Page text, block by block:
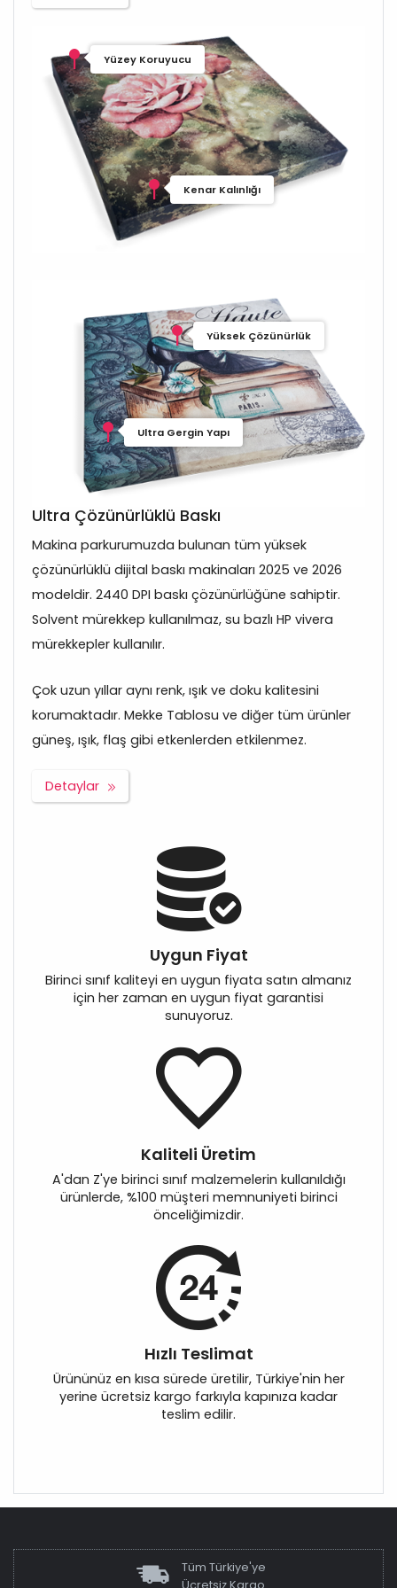
Yüzey Koruyucu
Kenar Kalınlığı
Yüksek Çözünürlük
Ultra Gergin Yapı
Ultra Çözünürlüklü Baskı
Makina parkurumuzda bulunan tüm yüksek
çözünürlüklü dijital baskı makinaları 2025 ve 2026
modeldir. 2440 DPI baskı çözünürlüğüne sahiptir.
Solvent mürekkep kullanılmaz, su bazlı HP vivera
mürekkepler kullanılır.
Çok uzun yıllar aynı renk, ışık ve doku kalitesini
korumaktadır. Mekke Tablosu ve diğer tüm ürünler
güneş, ışık, flaş gibi etkenlerden etkilenmez.
Detaylar
Uygun Fiyat
Birinci sınıf kaliteyi en uygun fiyata satın almanız
için her zaman en uygun fiyat garantisi
sunuyoruz.
Kaliteli Üretim
A'dan Z'ye birinci sınıf malzemelerin kullanıldığı
ürünlerde, %100 müşteri memnuniyeti birinci
önceliğimizdir.
Hızlı Teslimat
Ürününüz en kısa sürede üretilir, Türkiye'nin her
yerine ücretsiz kargo farkıyla kapınıza kadar
teslim edilir.
Tüm Türkiye'ye